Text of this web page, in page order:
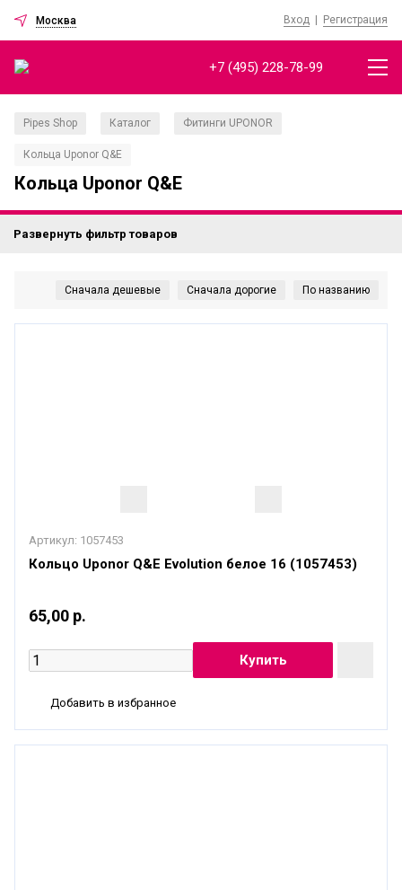
Москва Вход | Регистрация
+7 (495) 228-78-99
Pipes Shop Каталог Фитинги UPONOR
Кольца Uponor Q&E
Кольца Uponor Q&E
Развернуть фильтр товаров
Артикул: 1057453
Кольцо Uponor Q&E Evolution белое 16 (1057453)
65,00 р.
Добавить в избранное